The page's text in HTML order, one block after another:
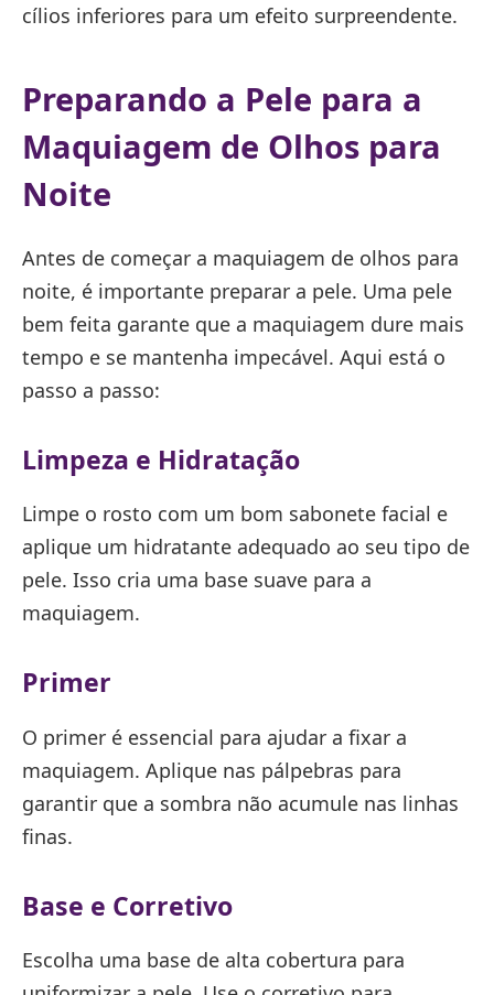
cílios inferiores para um efeito surpreendente.
Preparando a Pele para a
Maquiagem de Olhos para
Noite
Antes de começar a maquiagem de olhos para
noite, é importante preparar a pele. Uma pele
bem feita garante que a maquiagem dure mais
tempo e se mantenha impecável. Aqui está o
passo a passo:
Limpeza e Hidratação
Limpe o rosto com um bom sabonete facial e
aplique um hidratante adequado ao seu tipo de
pele. Isso cria uma base suave para a
maquiagem.
Primer
O primer é essencial para ajudar a fixar a
maquiagem. Aplique nas pálpebras para
garantir que a sombra não acumule nas linhas
finas.
Base e Corretivo
Escolha uma base de alta cobertura para